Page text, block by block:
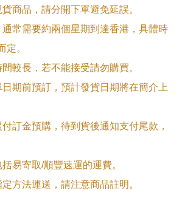
商品，請分開下單避免延誤。
常需要約兩個星期到達香港，具體時
定。
較長，若不能接受請勿購買。
期前預訂，預計發貨日期將在簡介上
訂金預購，待到貨後通知支付尾款，
易寄取/順豐速運的運費。
方法運送，請注意商品註明。